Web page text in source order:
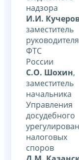
надзора
И.И.
заместитель
руководителя
ФТС
России
С.О. Шохин,
заместитель
начальника
Управления
досудебного
налоговых
споров